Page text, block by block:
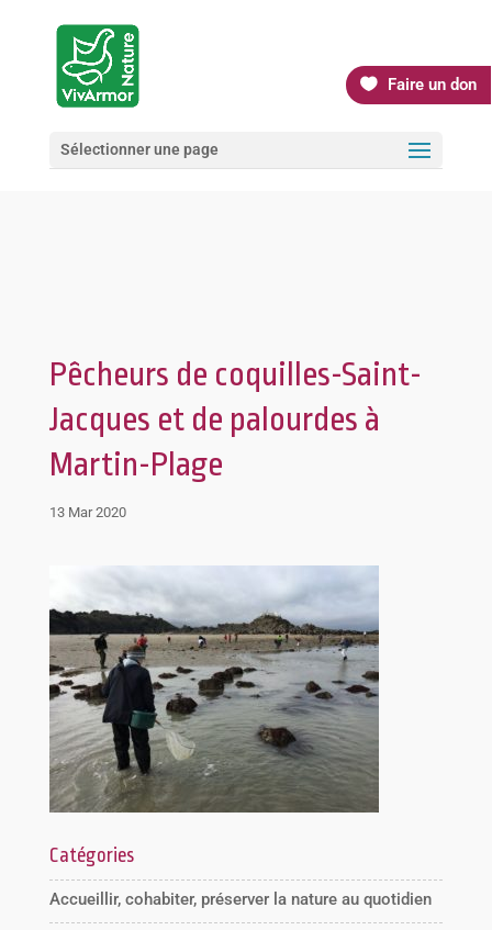
Faire un don
Sélectionner une page
Pêcheurs de coquilles-Saint-
Jacques et de palourdes à
Martin-Plage
13 Mar 2020
Catégories
Accueillir, cohabiter, préserver la nature au quotidien